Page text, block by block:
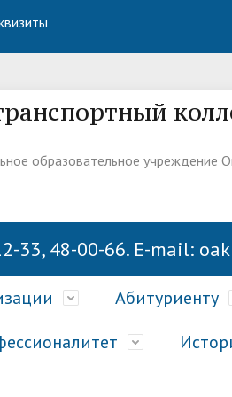
образовательное учреждение
33, 48-00-66. E-mail:
Абитуриенту